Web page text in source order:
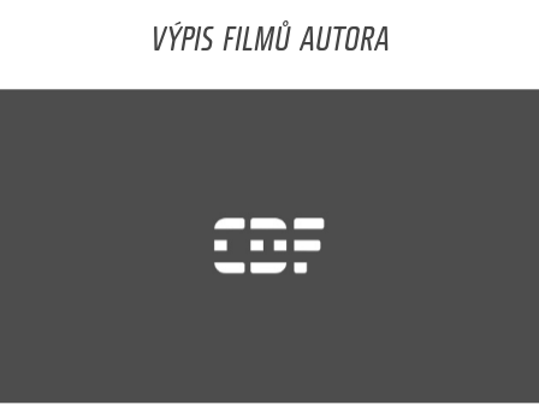
VÝPIS FILMŮ AUTORA